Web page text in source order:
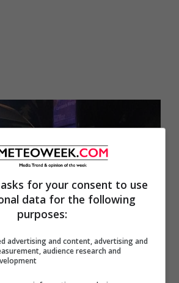
for your consent to use
data for the following
purposes:
advertising and content, advertising and
audience research and